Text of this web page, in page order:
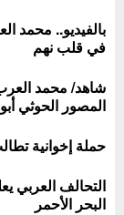
بالفيديو.. محمد
في قلب نهم ‏
شاهد/ محمد
المصور الحوثي
حملة إخوانية
التحالف العربي
البحر الأحمر